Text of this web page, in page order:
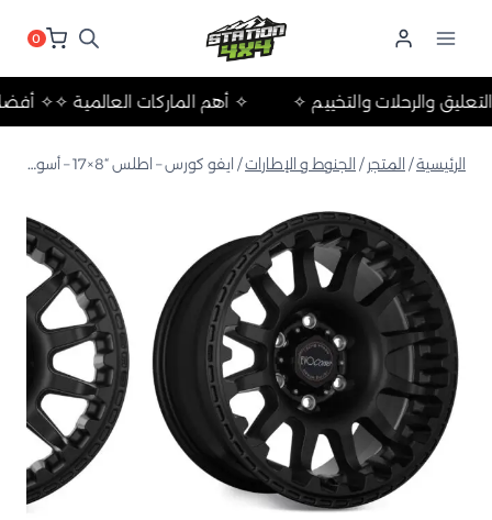
0
✧ أهم الماركات العالمية ✧ التعليق والرحلات والتخييم ✧
الرئيسية/ المتجر / الجنوط و الإطارات/ ايفو كورس – اطلس “8×17 – أسود مطفي